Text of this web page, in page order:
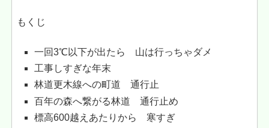
もくじ
一回3℃以下が出たら 山は行っちゃダメ
工事しすぎな年末
林道更木線への町道 通行止
百年の森へ繋がる林道 通行止め
標高600越えあたりから 寒すぎ